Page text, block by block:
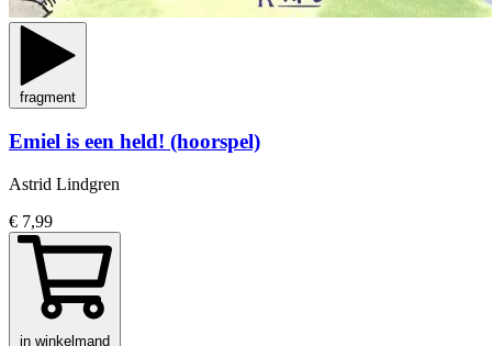
fragment
Emiel is een held! (hoorspel)
Astrid Lindgren
€ 7,99
in winkelmand